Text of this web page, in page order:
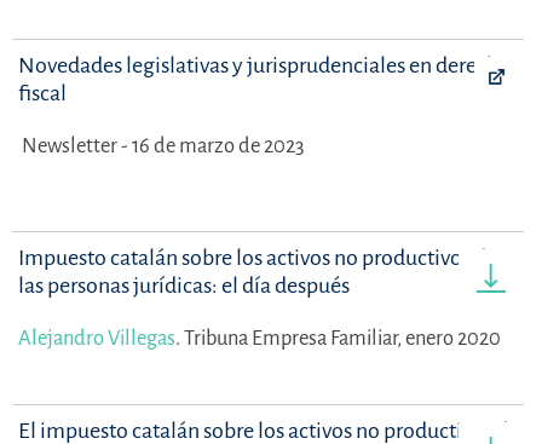
Novedades legislativas y jurisprudenciales en derecho
fiscal
Newsletter - 16 de marzo de 2023
Impuesto catalán sobre los activos no productivos de
las personas jurídicas: el día después
Alejandro Villegas. Tribuna Empresa Familiar, enero 2020
El impuesto catalán sobre los activos no productivos de